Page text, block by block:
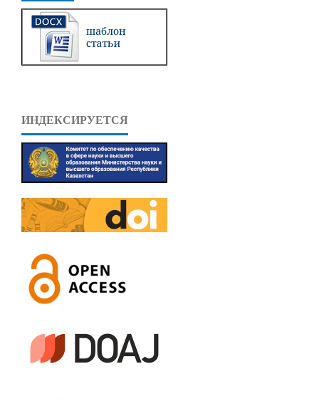
ИНДЕКСИРУЕТСЯ